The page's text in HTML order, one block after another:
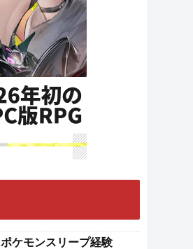
ポケモンスリープ経験